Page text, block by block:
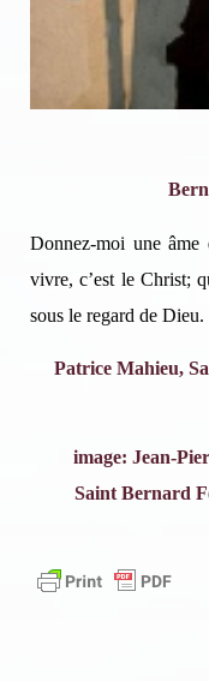
Donnez-moi une
vivre, c’est le Christ;
sous le regard de Dieu.
Patrice Mahieu,
image: Jean-
Saint Bernard